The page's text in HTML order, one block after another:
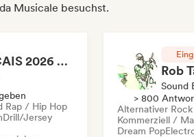
Musicale besuchst.
RAP FRANÇAIS 2026 🔥🇫🇷 (Way Records)
Rap / Hip Hop
Drill/Jersey
Sound
> 800
Alternativer Rock
Kommerziell /
Dream Pop